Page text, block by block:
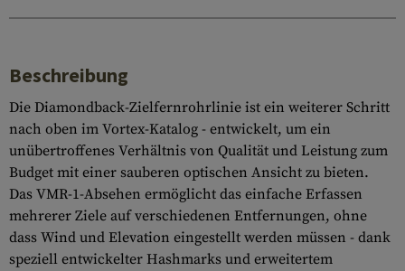
Beschreibung
Die Diamondback-Zielfernrohrlinie ist ein weiterer Schritt
nach oben im Vortex-Katalog - entwickelt, um ein
unübertroffenes Verhältnis von Qualität und Leistung zum
Budget mit einer sauberen optischen Ansicht zu bieten.
Das VMR-1-Absehen ermöglicht das einfache Erfassen
mehrerer Ziele auf verschiedenen Entfernungen, ohne
dass Wind und Elevation eingestellt werden müssen - dank
speziell entwickelter Hashmarks und erweitertem